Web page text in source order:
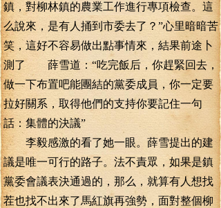
鎮，對柳林鎮的農業工作進行專項檢查。這
么說來，是有人捅到市委去了？”心里暗暗苦
笑，這好不容易做出點事情來，結果前途卜
測了 薛雪道：“吃完飯后，你趕緊回去，
做一下布置吧能團結的黨委成員，你一定要
拉好關系，取得他們的支持你要記住一句
話：集體的決議”
李毅感激的看了她一眼。薛雪提出的建
議是唯一可行的路子。法不責眾，如果是鎮
黨委會議表決通過的，那么，就算有人想找
茬也找不出來了馬紅旗再強勢，面對整個柳